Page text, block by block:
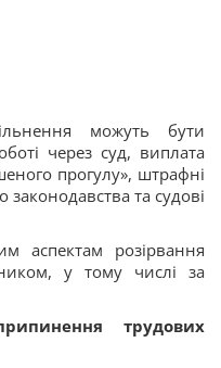
можуть бути
через суд, виплата
прогулу», штрафні
законодавства та судові
аспектам розірвання
у тому числі за
трудових